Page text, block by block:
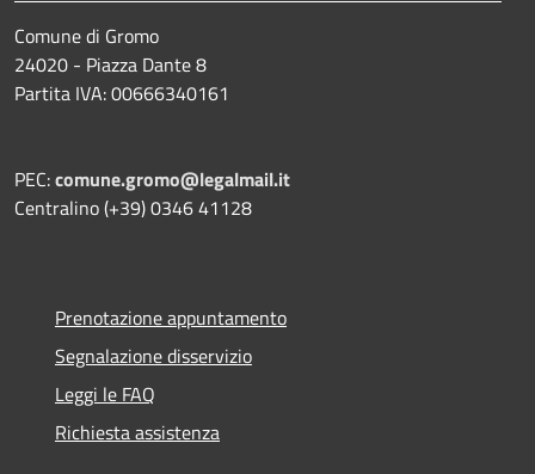
Comune di Gromo
24020 - Piazza Dante 8
Partita IVA: 00666340161
PEC:comune.gromo@legalmail.it
Centralino (+39) 0346 41128
Prenotazione appuntamento
Segnalazione disservizio
Leggi le FAQ
Richiesta assistenza